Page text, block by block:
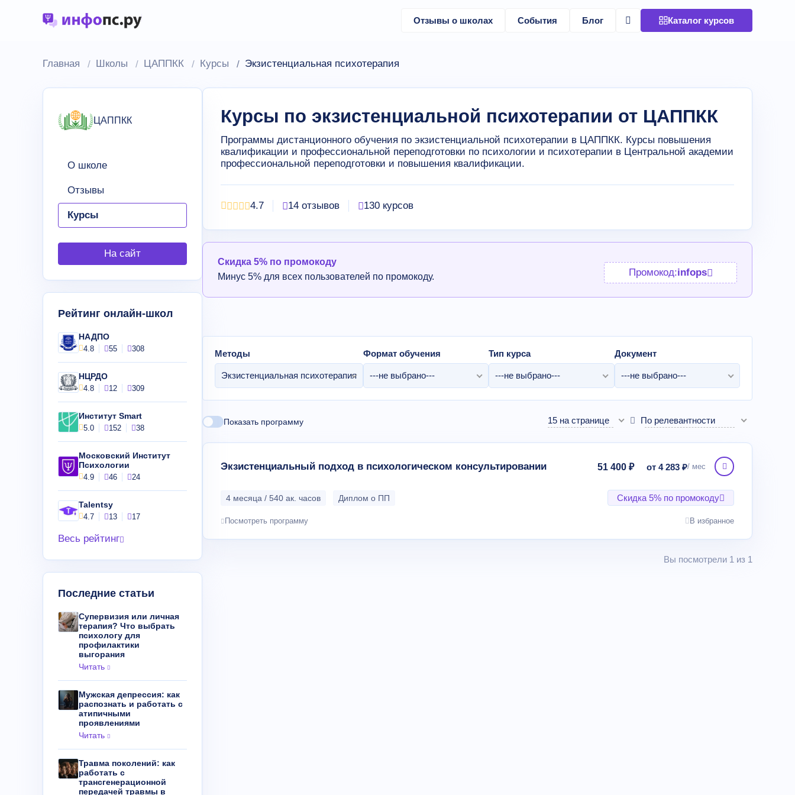
Отзывы о школах События Блог Каталог курсов
Главная Школы ЦАППКК Курсы Экзистенциальная психотерапия
Курсы по экзистенциальной психотерапии от ЦАППКК
Программы дистанционного обучения по экзистенциальной психотерапии в ЦАППКК. Курсы повышения
квалификации и профессиональной переподготовки по психологии и психотерапии в Центральной академии
профессиональной переподготовки и повышения квалификации.
4.7 14 отзывов 130 курсов
Скидка 5% по промокоду
Минус 5% для всех пользователей по промокоду.
Промокод:infops
Методы
Экзистенциальная психотерапия
Формат обучения
---не выбрано---
Тип курса
---не выбрано---
Документ
---не выбрано---
Показать программу 15 на странице По релевантности
Экзистенциальный подход в психологическом консультировании 51 400 ₽ от 4 283 ₽
4 месяца / 540 ак. часов Диплом о ПП Скидка 5% по промокоду
Посмотреть программу В избранное
Вы посмотрели 1 из 1
ЦАППКК
О школе
Отзывы
Курсы
На сайт
Рейтинг онлайн-школ
НАДПО
4.8 55 308
НЦРДО
4.8 12 309
Институт Smart
5.0 152 38
Московский Институт
Психологии
4.9 46 24
Talentsy
4.7 13 17
Весь рейтинг
Последние статьи
Супервизия или личная
терапия? Что выбрать
психологу для
профилактики
выгорания
Читать
Мужская депрессия: как
распознать и работать с
атипичными
проявлениями
Читать
Травма поколений: как
работать с
трансгенерационной
передачей травмы в